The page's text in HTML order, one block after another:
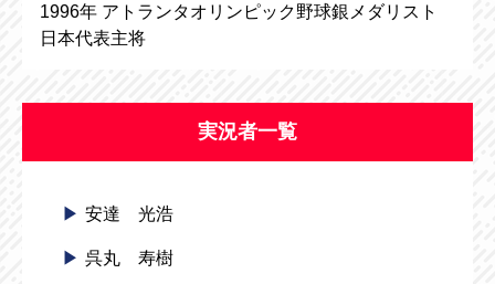
1996年 アトランタオリンピック野球銀メダリスト
日本代表主将
実況者一覧
安達 光浩
呉丸 寿樹